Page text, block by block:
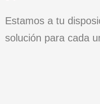
Estamos a tu
solución para cada